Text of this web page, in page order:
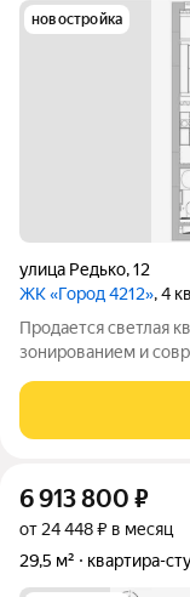
новостройка
улица Редько,12
ЖК «Город 4212», 4
Продается светлая
зонированием и
первого жилья,
6 913 800 ₽
от 24 448 ₽ в месяц
29,5 м²
квартира-